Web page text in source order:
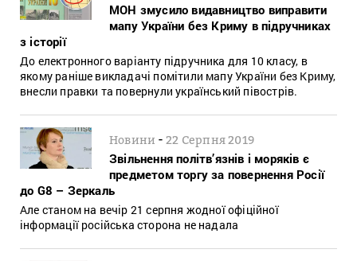
МОН змусило видавництво виправити
мапу України без Криму в підручниках
з історії
До електронного варіанту підручника для 10 класу, в
якому раніше викладачі помітили мапу України без Криму,
внесли правки та повернули український півострів.
Новини -22 Серпня 2019
Звільнення політв’язнів і моряків є
предметом торгу за повернення Росії
до G8 – Зеркаль
Але станом на вечір 21 серпня жодної офіційної
інформації російська сторона не надала